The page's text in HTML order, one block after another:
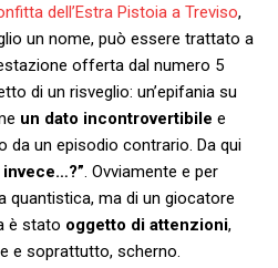
dell’Estra Pistoia a Treviso,
un nome, può essere trattato a
offerta dal numero 5
di un risveglio: un’epifania su
un dato incontrovertibile e
da un episodio contrario. Da qui
invece…?”. Ovviamente e per
quantistica, ma di un giocatore
è stato oggetto di attenzioni,
e soprattutto, scherno.